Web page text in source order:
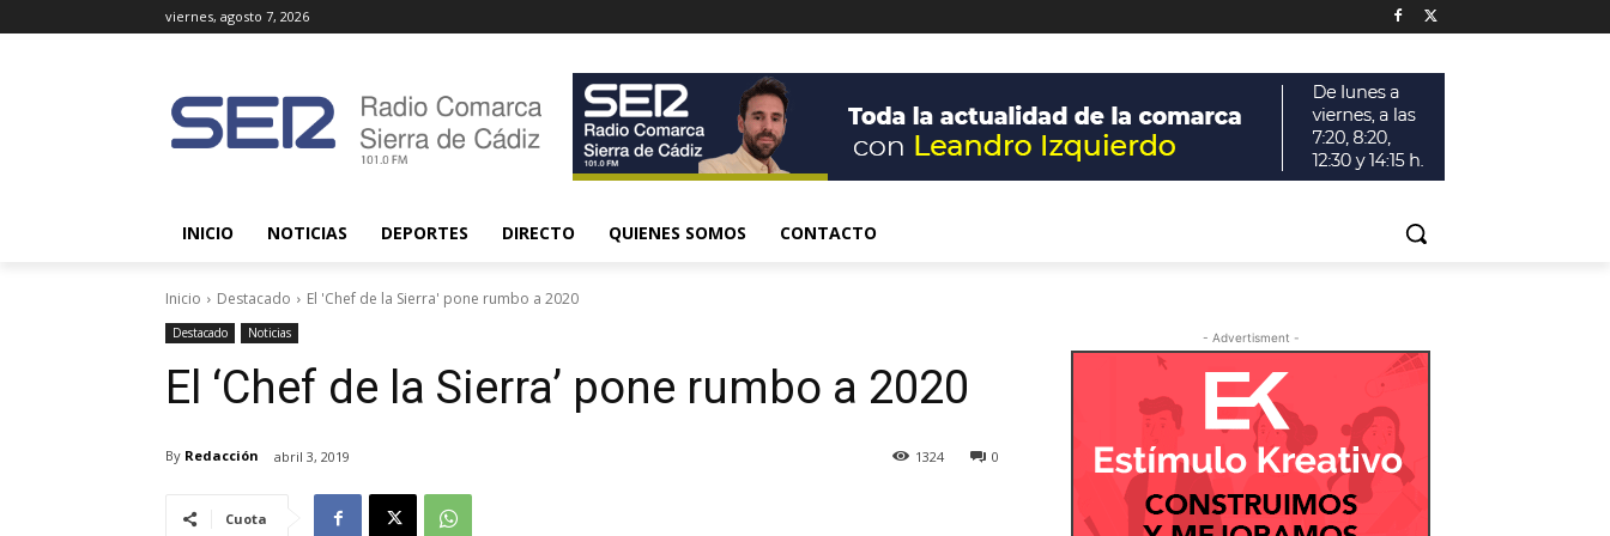
viernes, agosto 7, 2026
INICIO NOTICIAS DEPORTES DIRECTO QUIENES SOMOS CONTACTO
Inicio Destacado El 'Chef de la Sierra' pone rumbo a 2020
Destacado Noticias
El ‘Chef de la Sierra’ pone rumbo a 2020
By Redacción abril 3, 2019 0
1324
Cuota
- Advertisment -